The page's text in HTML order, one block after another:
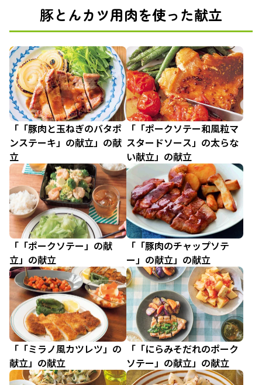
豚とんカツ用肉を使った献立
「「豚肉と玉ねぎのバタポ
ンステーキ」の献立」の献
立
「「ポークソテー和風粒マ
スタードソース」の太らな
い献立」の献立
「「ポークソテー」の献
立」の献立
「「豚肉のチャップソテ
ー」の献立」の献立
「「ミラノ風カツレツ」の
献立」の献立
「「にらみそだれのポーク
ソテー」の献立」の献立